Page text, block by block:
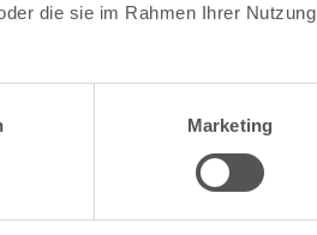
die sie im Rahmen Ihrer Nutzung
Marketing